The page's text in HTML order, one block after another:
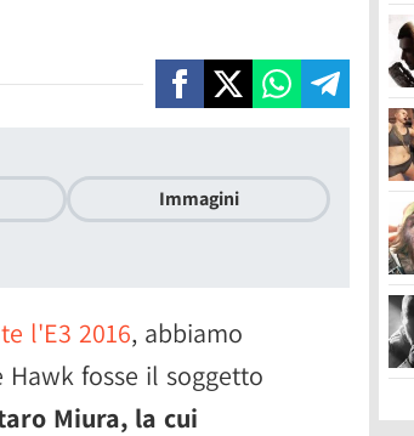
Immagini
l'E3 2016, abbiamo
fosse il soggetto
Miura, la cui